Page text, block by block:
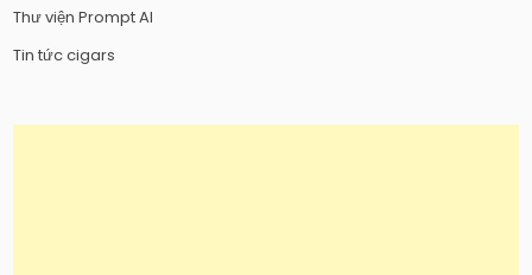
Thư viện Prompt AI
Tin tức cigars